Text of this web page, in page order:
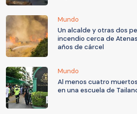
Mundo
Un alcalde y otras dos
incendio cerca de
años de cárcel
Mundo
Al menos cuatro
en una escuela de